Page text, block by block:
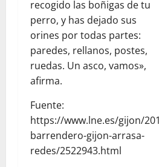
recogido las boñigas de tu
perro, y has dejado sus
orines por todas partes:
paredes, rellanos, postes,
ruedas. Un asco, vamos»,
afirma.
Fuente:
https://www.lne.es/gijon/
barrendero-gijon-arrasa-
redes/2522943.html